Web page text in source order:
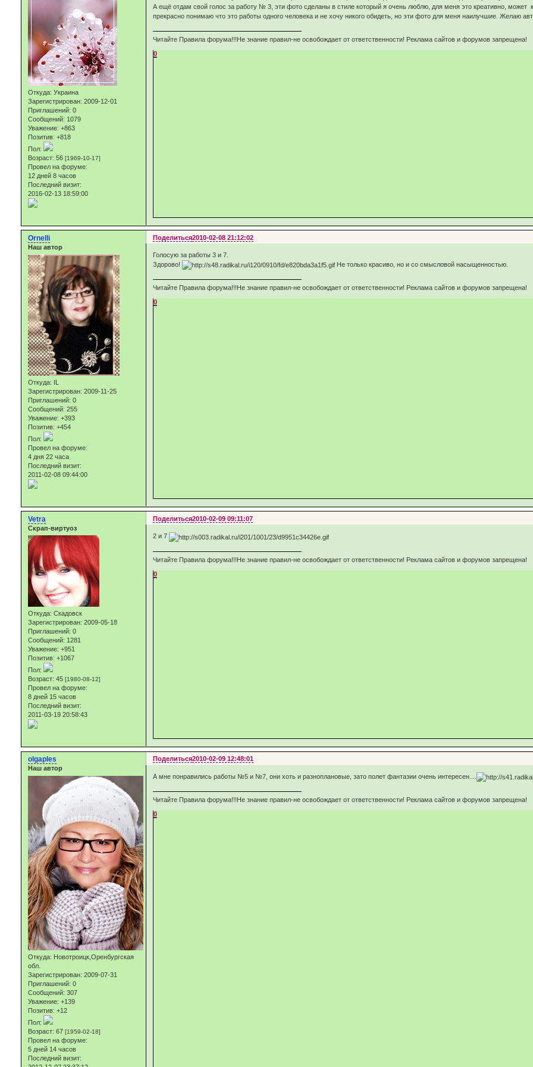
Откуда: Украина
Зарегистрирован: 2009-12-01
Приглашений: 0
Сообщений: 1079
Уважение: +863
Позитив: +818
Пол:
Возраст: 56 [1969-10-17]
Провел на форуме:
12 дней 8 часов
Последний визит:
2016-02-13 18:59:00
А ещё отдам свой голос за работу № 3, эти фото сделаны в стиле который я очень люблю, для меня это креативно, может
прекрасно понимаю что это работы одного человека и не хочу никого обидеть, но эти фото для меня наилучшие. Желаю
Читайте Правила форума!!!Не знание правил-не освобождает от ответственности! Реклама сайтов и форумов запрещена!
0
Поделиться2010-02-08 21:12:02
Ornelli
Наш автор
Откуда: IL
Зарегистрирован: 2009-11-25
Приглашений: 0
Сообщений: 255
Уважение: +393
Позитив: +454
Пол:
Провел на форуме:
4 дня 22 часа
Последний визит:
2011-02-08 09:44:00
Голосую за работы 3 и 7.
Здорово!
Не только красиво, но и со смысловой насыщенностью.
Читайте Правила форума!!!Не знание правил-не освобождает от ответственности! Реклама сайтов и форумов запрещена!
0
Поделиться2010-02-09 09:11:07
Vetra
Скрап-виртуоз
Откуда: Скадовск
Зарегистрирован: 2009-05-18
Приглашений: 0
Сообщений: 1281
Уважение: +951
Позитив: +1067
Пол:
Возраст: 45 [1980-08-12]
Провел на форуме:
8 дней 15 часов
Последний визит:
2011-03-19 20:58:43
2 и 7
Читайте Правила форума!!!Не знание правил-не освобождает от ответственности! Реклама сайтов и форумов запрещена!
0
Поделиться2010-02-09 12:48:01
olgaples
Наш автор
Откуда: Новотроицк,Оренбургская
обл.
Зарегистрирован: 2009-07-31
Приглашений: 0
Сообщений: 307
Уважение: +139
Позитив: +12
Пол:
Возраст: 67 [1959-02-18]
Провел на форуме:
5 дней 14 часов
Последний визит:
А мне понравились работы №5 и №7, они хоть и разноплановые, зато полет фантазии очень интересен....
Читайте Правила форума!!!Не знание правил-не освобождает от ответственности! Реклама сайтов и форумов запрещена!
0